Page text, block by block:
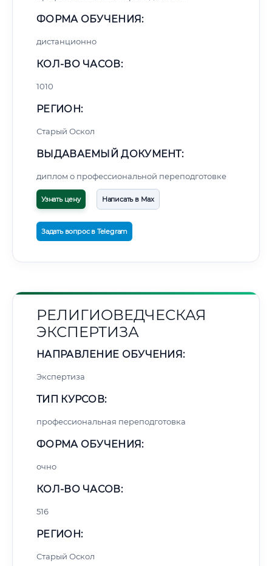
ФОРМА ОБУЧЕНИЯ:
дистанционно
КОЛ-ВО ЧАСОВ:
1010
РЕГИОН:
Старый Оскол
ВЫДАВАЕМЫЙ ДОКУМЕНТ:
диплом о профессиональной переподготовке
Узнать цену Написать в Max
Задать вопрос в Telegram
РЕЛИГИОВЕДЧЕСКАЯ
ЭКСПЕРТИЗА
НАПРАВЛЕНИЕ ОБУЧЕНИЯ:
Экспертиза
ТИП КУРСОВ:
профессиональная переподготовка
ФОРМА ОБУЧЕНИЯ:
очно
КОЛ-ВО ЧАСОВ:
516
РЕГИОН:
Старый Оскол